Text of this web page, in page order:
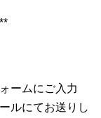
ームにご入力
ルにてお送りし